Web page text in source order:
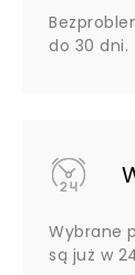
do 30 dni.
Wybrane
są już w